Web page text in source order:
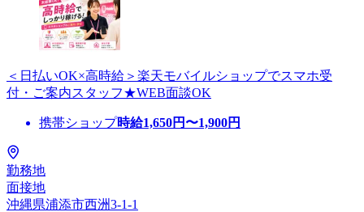
＜日払いOK×高時給＞楽天モバイルショップでスマホ受
付・ご案内スタッフ★WEB面談OK
携帯ショップ時給1,650円〜1,900円
勤務地
面接地
沖縄県浦添市西洲3-1-1